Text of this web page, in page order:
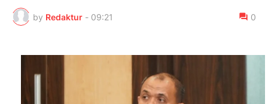
by Redaktur - 09:21 0